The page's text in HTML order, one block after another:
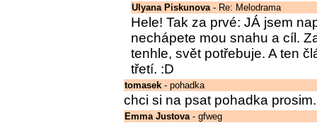
Ulyana Piskunova- Re: Melodrama
Hele! Tak za prvé: JÁ jsem
nechápete mou snahu a cíl.
tenhle, svět potřebuje. A ten
třetí. :D
tomasek - pohadka
chci si na psat pohadka prosim.
Emma Justova- gfweg